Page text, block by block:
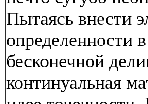
Пытаясь внести
определенности
бесконечной
континуальная